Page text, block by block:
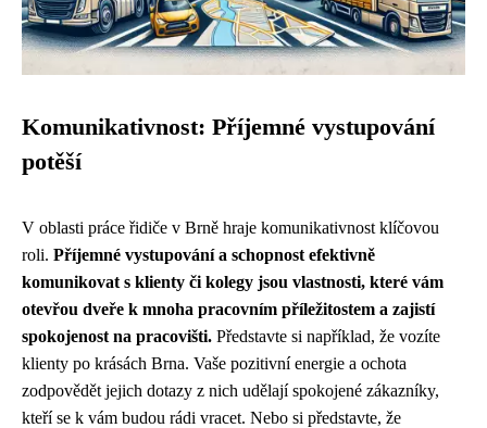
Komunikativnost: Příjemné vystupování
potěší
V oblasti práce řidiče v Brně hraje komunikativnost klíčovou
roli. Příjemné vystupování a schopnost efektivně
komunikovat s klienty či kolegy jsou vlastnosti, které vám
otevřou dveře k mnoha pracovním příležitostem a zajistí
spokojenost na pracovišti. Představte si například, že vozíte
klienty po krásách Brna. Vaše pozitivní energie a ochota
zodpovědět jejich dotazy z nich udělají spokojené zákazníky,
kteří se k vám budou rádi vracet. Nebo si představte, že